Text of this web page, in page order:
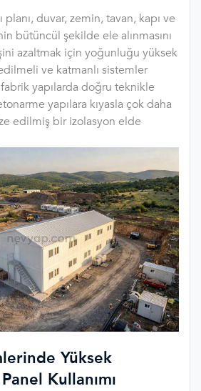
planı, duvar, zemin, tavan, kapı ve
bütüncül şekilde ele alınmasını
azaltmak için yoğunluğu yüksek
ve katmanlı sistemler
yapılarda doğru teknikle
yapılara kıyasla çok daha
edilmiş bir izolasyon elde
Yüksek
Kullanımı